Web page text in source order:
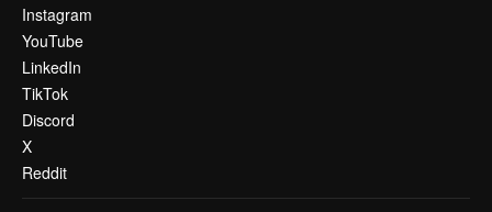
Instagram
YouTube
LinkedIn
TikTok
Discord
X
Reddit